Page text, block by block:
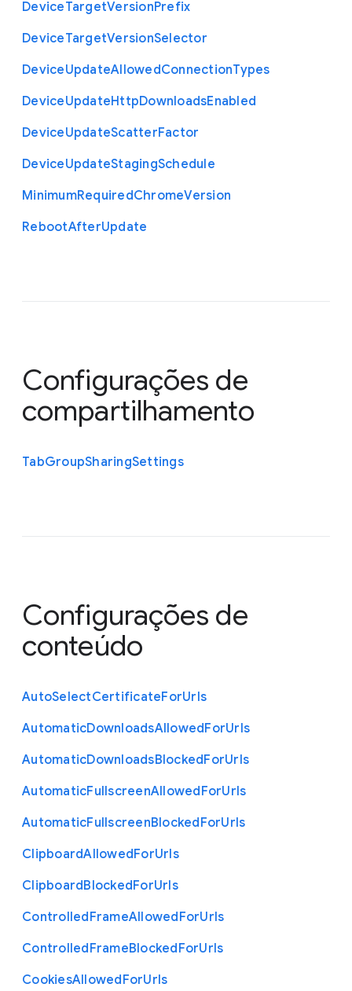
DeviceTargetVersionPrefix
DeviceTargetVersionSelector
DeviceUpdateAllowedConnectionTypes
DeviceUpdateHttpDownloadsEnabled
DeviceUpdateScatterFactor
DeviceUpdateStagingSchedule
MinimumRequiredChromeVersion
RebootAfterUpdate
Configurações de
compartilhamento
TabGroupSharingSettings
Configurações de
conteúdo
AutoSelectCertificateForUrls
AutomaticDownloadsAllowedForUrls
AutomaticDownloadsBlockedForUrls
AutomaticFullscreenAllowedForUrls
AutomaticFullscreenBlockedForUrls
ClipboardAllowedForUrls
ClipboardBlockedForUrls
ControlledFrameAllowedForUrls
ControlledFrameBlockedForUrls
CookiesAllowedForUrls